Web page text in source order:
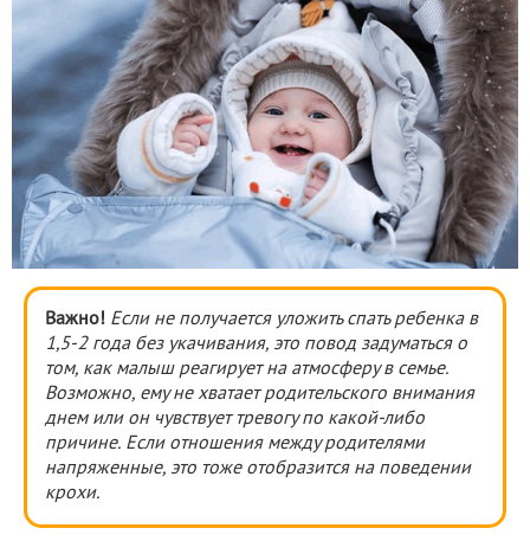
Важно! Если не получается уложить спать ребенка в
1,5-2 года без укачивания, это повод задуматься о
том, как малыш реагирует на атмосферу в семье.
Возможно, ему не хватает родительского внимания
днем или он чувствует тревогу по какой-либо
причине. Если отношения между родителями
напряженные, это тоже отобразится на поведении
крохи.